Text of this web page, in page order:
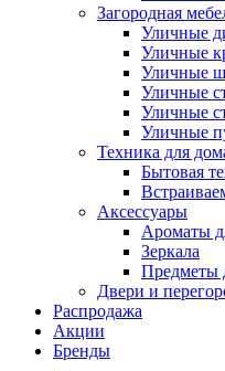
Загородная
Уличные
Уличные
Уличные
Уличные
Уличные
Уличные
Техника для
Бытовая
Аксессуары
Ароматы
Зеркала
Предметы
Двери и
Распродажа
Акции
Бренды